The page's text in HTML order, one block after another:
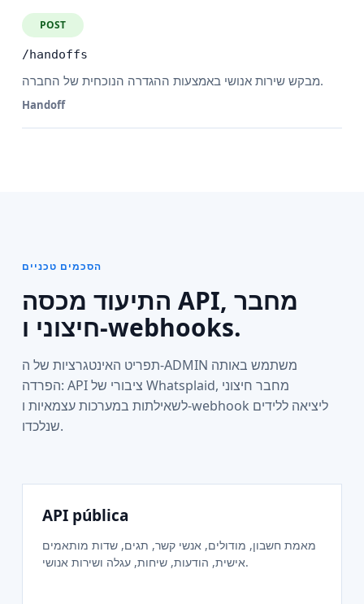
POST
/handoffs
מבקש שירות אנושי באמצעות ההגדרה הנוכחית של החברה.
Handoff
הסכמים טכניים
התיעוד מכסה API, מחבר
חיצוני ו-webhooks.
תפריט האינטגרציות של ה-ADMIN משתמש באותה
הפרדה: API ציבורי של Whatsplaid, מחבר חיצוני
לשאילתות במערכות עצמאיות ו-webhook ליציאה ללידים
שנלכדו.
API pública
מאמת חשבון, מודולים, אנשי קשר, תגים, שדות מותאמים
אישית, הודעות, שיחות, עגלה ושירות אנושי.